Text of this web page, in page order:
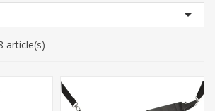

article(s)